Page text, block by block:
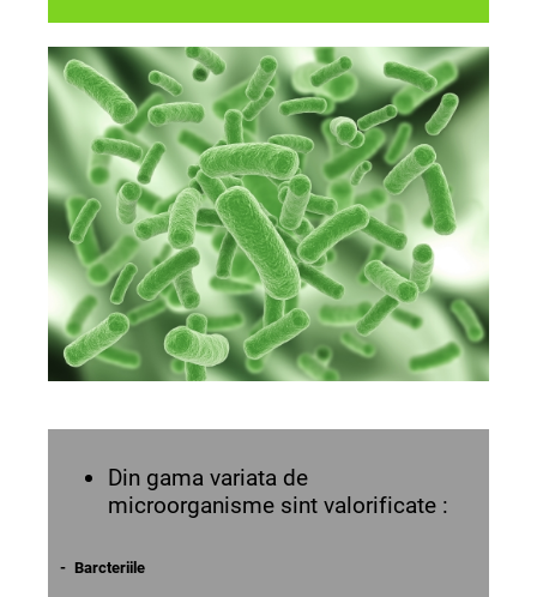
Din gama variata de
microorganisme sint valorificate :
- Barcteriile